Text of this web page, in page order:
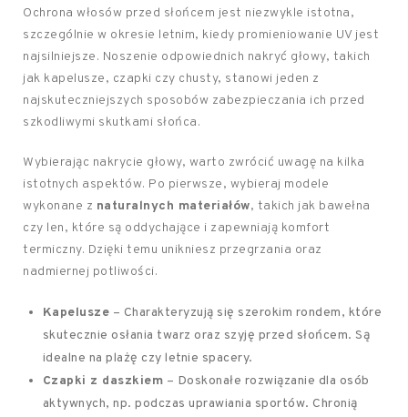
Ochrona włosów przed słońcem jest niezwykle istotna,
szczególnie w okresie letnim, kiedy promieniowanie UV jest
najsilniejsze. Noszenie odpowiednich nakryć głowy, takich
jak kapelusze, czapki czy chusty, stanowi jeden z
najskuteczniejszych sposobów zabezpieczania ich przed
szkodliwymi skutkami słońca.
Wybierając nakrycie głowy, warto zwrócić uwagę na kilka
istotnych aspektów. Po pierwsze, wybieraj modele
wykonane z naturalnych materiałów, takich jak bawełna
czy len, które są oddychające i zapewniają komfort
termiczny. Dzięki temu unikniesz przegrzania oraz
nadmiernej potliwości.
Kapelusze – Charakteryzują się szerokim rondem, które
skutecznie osłania twarz oraz szyję przed słońcem. Są
idealne na plażę czy letnie spacery.
Czapki z daszkiem – Doskonałe rozwiązanie dla osób
aktywnych, np. podczas uprawiania sportów. Chronią